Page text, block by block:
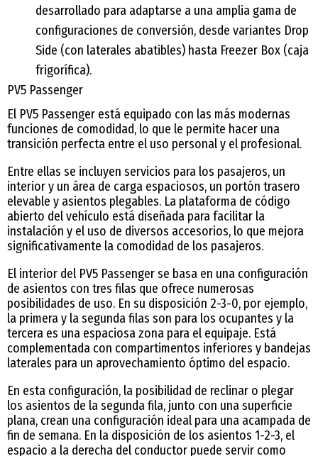
desarrollado para adaptarse a una amplia gama de
configuraciones de conversión, desde variantes Drop
Side (con laterales abatibles) hasta Freezer Box (caja
frigorífica).
PV5 Passenger
El PV5 Passenger está equipado con las más modernas
funciones de comodidad, lo que le permite hacer una
transición perfecta entre el uso personal y el profesional.
Entre ellas se incluyen servicios para los pasajeros, un
interior y un área de carga espaciosos, un portón trasero
elevable y asientos plegables. La plataforma de código
abierto del vehículo está diseñada para facilitar la
instalación y el uso de diversos accesorios, lo que mejora
significativamente la comodidad de los pasajeros.
El interior del PV5 Passenger se basa en una configuración
de asientos con tres filas que ofrece numerosas
posibilidades de uso. En su disposición 2-3-0, por ejemplo,
la primera y la segunda filas son para los ocupantes y la
tercera es una espaciosa zona para el equipaje. Está
complementada con compartimentos inferiores y bandejas
laterales para un aprovechamiento óptimo del espacio.
En esta configuración, la posibilidad de reclinar o plegar
los asientos de la segunda fila, junto con una superficie
plana, crean una configuración ideal para una acampada de
fin de semana. En la disposición de los asientos 1-2-3, el
espacio a la derecha del conductor puede servir como